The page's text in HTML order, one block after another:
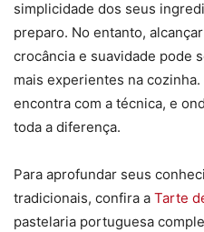
simplicidade dos seus
preparo. No entanto,
crocância e suavidade pode
mais experientes na
encontra com a técnica, e
toda a diferença.
Para aprofundar seus
tradicionais, confira a Tarte
pastelaria portuguesa